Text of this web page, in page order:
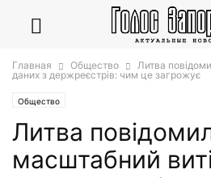
Главная Общество
Литва
даних з держреєстрів: чим це загрожує
Общество
Литва
масштабний